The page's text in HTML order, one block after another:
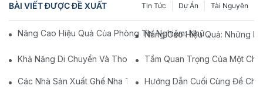
BÀI VIẾT ĐƯỢC ĐỀ XUẤT Tài Nguyên
Dự Án
Tin Tức
Nâng Cao Hiệu Quả Của Phòng Thí Nghiệm: Những Lợi Ích
Nâng Cao Hiệu Quả: Những
Khả Năng Di Chuyển Và Thoải Mái: Lợi Ích Của Ghế Phòng Thí
Tầm Quan Trọng Của Một
Các Nhà Sản Xuất Ghế Nha Trên Trung Quốc: Đổi Mới Và Chất
Hướng Dẫn Cuối Cùng Để